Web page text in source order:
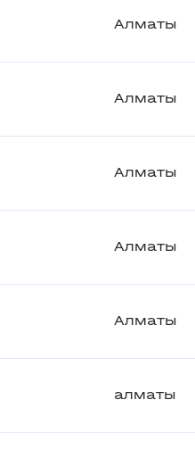
Алматы
Алматы
Алматы
Алматы
Алматы
алматы